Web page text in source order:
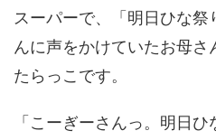
スーパーで、「明日ひな祭
んに声をかけていたお母
たらっこです。
「こーぎーさんっ。明日